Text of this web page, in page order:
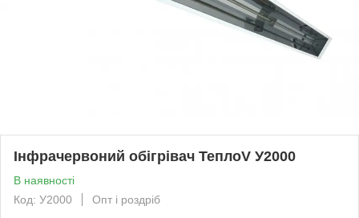
Інфрачервоний обігрівач ТеплоV У2000
В наявності
Код: У2000
Опт і роздріб